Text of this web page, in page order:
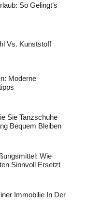
So Gelingt’s
Vs. Kunststoff
Moderne
Sie Tanzschuhe
Bequem Bleiben
Wie
Sinnvoll Ersetzt
Immobilie In Der